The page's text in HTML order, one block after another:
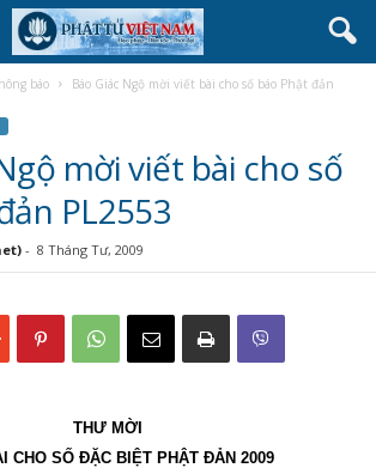
báo
Báo Giác Ngộ mời viết bài cho số báo Phật đản
mời viết bài cho số
PL2553
- 8 Tháng Tư, 2009
THƯ MỜI
CHO SỐ ĐẶC BIỆT PHẬT ĐẢN 2009